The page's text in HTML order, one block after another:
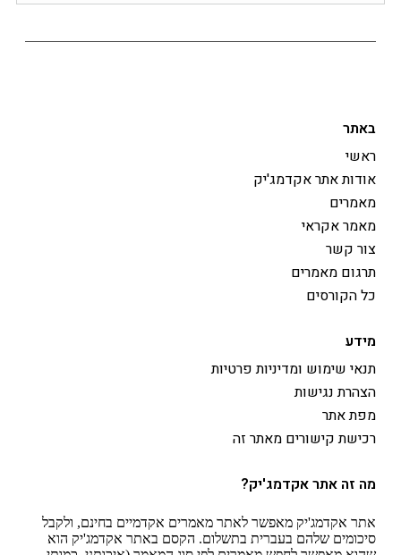
באתר
ראשי
אודות אתר אקדמג'יק
מאמרים
מאמר אקראי
צור קשר
תרגום מאמרים
כל הקורסים
מידע
תנאי שימוש ומדיניות פרטיות
הצהרת נגישות
מפת אתר
רכישת קישורים מאתר זה
מה זה אתר אקדמג'יק?
אתר אקדמג'יק מאפשר לאתר מאמרים אקדמיים בחינם, ולקבל
סיכומים שלהם בעברית בתשלום. הקסם באתר אקדמג'יק הוא